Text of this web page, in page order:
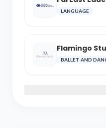
LANGUAGE
Flamingo
BALLET AND